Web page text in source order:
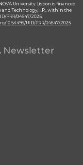
University Lisbon is financed
Technology, I.P., within the
PRR/04647/2025.
10.54499/UID/PRR/04647/2025
Newsletter